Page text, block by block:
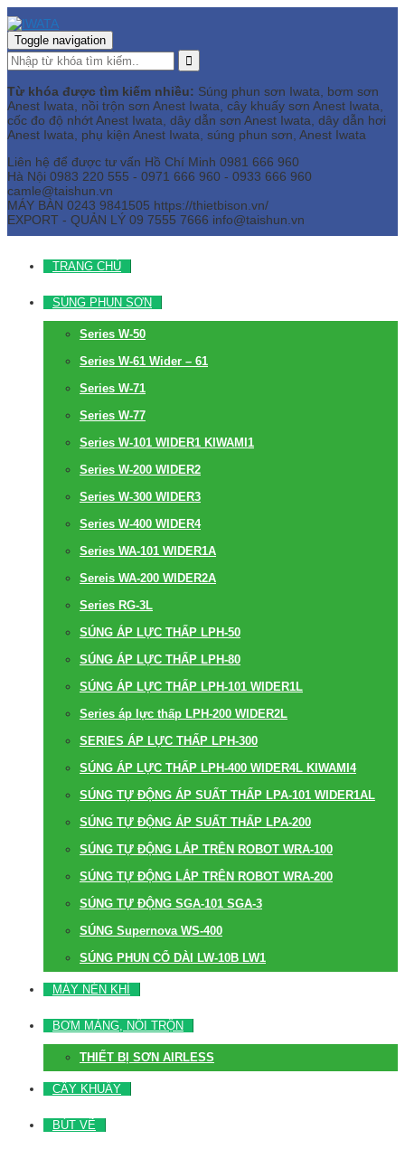
Toggle navigation
Từ khóa được tìm kiếm nhiều: Súng phun sơn Iwata, bơm sơn
Anest Iwata, nồi trộn sơn Anest Iwata, cây khuấy sơn Anest Iwata,
cốc đo độ nhớt Anest Iwata, dây dẫn sơn Anest Iwata, dây dẫn hơi
Anest Iwata, phụ kiện Anest Iwata, súng phun sơn, Anest Iwata
Liên hệ để được tư vấn Hồ Chí Minh 0981 666 960
Hà Nội 0983 220 555 - 0971 666 960 - 0933 666 960
camle@taishun.vn
MÁY BÀN 0243 9841505 https://thietbison.vn/
EXPORT - QUẢN LÝ 09 7555 7666 info@taishun.vn
TRANG CHỦ
SÚNG PHUN SƠN
Series W-50
Series W-61 Wider – 61
Series W-71
Series W-77
Series W-101 WIDER1 KIWAMI1
Series W-200 WIDER2
Series W-300 WIDER3
Series W-400 WIDER4
Series WA-101 WIDER1A
Sereis WA-200 WIDER2A
Series RG-3L
SÚNG ÁP LỰC THẤP LPH-50
SÚNG ÁP LỰC THẤP LPH-80
SÚNG ÁP LỰC THẤP LPH-101 WIDER1L
Series áp lực thấp LPH-200 WIDER2L
SERIES ÁP LỰC THẤP LPH-300
SÚNG ÁP LỰC THẤP LPH-400 WIDER4L KIWAMI4
SÚNG TỰ ĐỘNG ÁP SUẤT THẤP LPA-101 WIDER1AL
SÚNG TỰ ĐỘNG ÁP SUẤT THẤP LPA-200
SÚNG TỰ ĐỘNG LẮP TRÊN ROBOT WRA-100
SÚNG TỰ ĐỘNG LẮP TRÊN ROBOT WRA-200
SÚNG TỰ ĐỘNG SGA-101 SGA-3
SÚNG Supernova WS-400
SÚNG PHUN CỔ DÀI LW-10B LW1
MÁY NÉN KHÍ
BƠM MÀNG, NỒI TRỘN
THIẾT BỊ SƠN AIRLESS
CÂY KHUẤY
BÚT VẼ